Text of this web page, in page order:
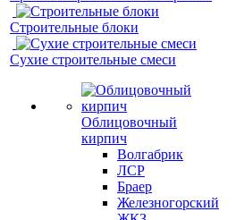
Строительные блоки
Сухие строительные смеси
Облицовочный
кирпич
Волгабрик
ЛСР
Браер
Железногорский